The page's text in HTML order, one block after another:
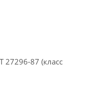
27296-87 (класс